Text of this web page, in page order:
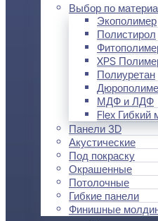
Выбор по
Экополимер
Полистирол
XPS
Полиуретан
МДФ и ЛДФ
Flex Гибкий
Панели 3D
Акустические
Под покраску
Окрашенные
Потолочные
Гибкие панели
Финишные